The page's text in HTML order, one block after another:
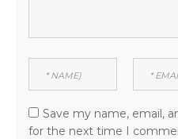
Save my name, email,
for the next time I